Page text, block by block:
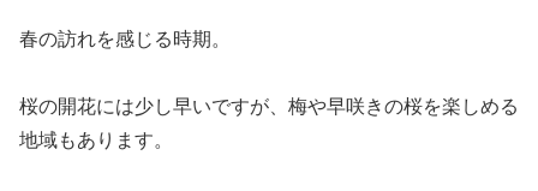
春の訪れを感じる時期。
桜の開花には少し早いですが、梅や早咲きの桜を楽しめる
地域もあります。